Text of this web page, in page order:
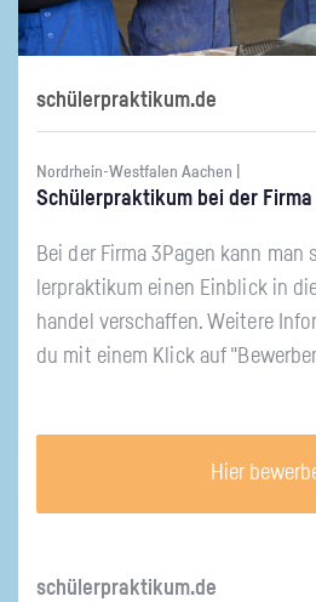
schülerpraktikum.de
Nordrhein-Westfalen Aachen |
Schü­ler­prak­ti­kum bei der Firma
Bei der Firma 3Pa­gen kann
ler­prak­ti­kum einen Ein­blick in
han­del ver­schaf­fen. Wei­te­re
du mit einem Klick auf
Hier
schü­ler­prak­ti­kum.de